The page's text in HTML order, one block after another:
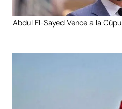
Abdul El-Sayed Vence a la